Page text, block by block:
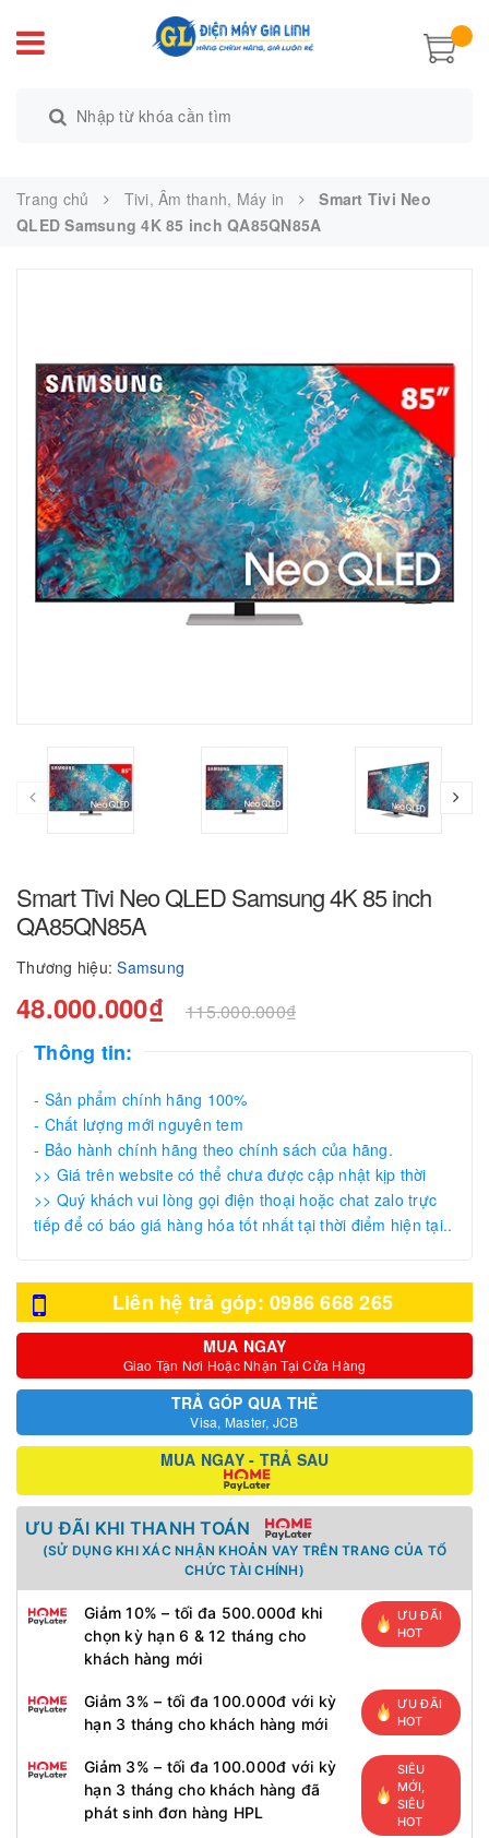
Trang chủ Tivi, Âm thanh, Máy in
Smart Tivi Neo
QLED Samsung 4K 85 inch QA85QN85A ​​​​​​​
Smart Tivi Neo QLED Samsung 4K 85 inch
QA85QN85A ​​​​​​​
Thương hiệu: Samsung
48.000.000₫ 115.000.000₫
Thông tin:
- Sản phẩm chính hãng 100%
- Chất lượng mới nguyên tem
- Bảo hành chính hãng theo chính sách của hãng.
>> Giá trên website có thể chưa được cập nhật kịp thời
>> Quý khách vui lòng gọi điện thoại hoặc chat zalo trực
tiếp để có báo giá hàng hóa tốt nhất tại thời điểm hiện tại..
Liên hệ trả góp: 0986 668 265
MUA NGAY
Giao Tận Nơi Hoặc Nhận Tại Cửa Hàng
TRẢ GÓP QUA THẺ
Visa, Master, JCB
MUA NGAY - TRẢ SAU
ƯU ĐÃI KHI THANH TOÁN
(SỬ DỤNG KHI XÁC NHẬN KHOẢN VAY TRÊN TRANG CỦA TỔ
CHỨC TÀI CHÍNH)
Giảm 10% – tối đa 500.000đ khi
chọn kỳ hạn 6 & 12 tháng cho
khách hàng mới
ƯU ĐÃI
HOT
Giảm 3% – tối đa 100.000đ với kỳ
hạn 3 tháng cho khách hàng mới
ƯU ĐÃI
HOT
Giảm 3% – tối đa 100.000đ với kỳ
hạn 3 tháng cho khách hàng đã
phát sinh đơn hàng HPL
SIÊU
MỚI,
SIÊU
HOT